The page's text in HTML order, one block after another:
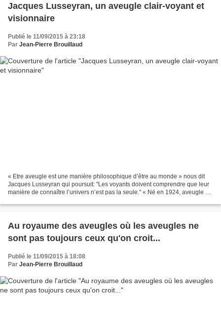
Jacques Lusseyran, un aveugle clair-voyant et
visionnaire
Publié le 11/09/2015 à 23:18
Par Jean-Pierre Brouillaud
« Etre aveugle est une manière philosophique d’être au monde » nous dit
Jacques Lusseyran qui poursuit: "Les voyants doivent comprendre que leur
manière de connaître l’univers n’est pas la seule." « Né en 1924, aveugle à
Au royaume des aveugles où les aveugles ne
sont pas toujours ceux qu'on croit...
Publié le 11/09/2015 à 18:08
Par Jean-Pierre Brouillaud